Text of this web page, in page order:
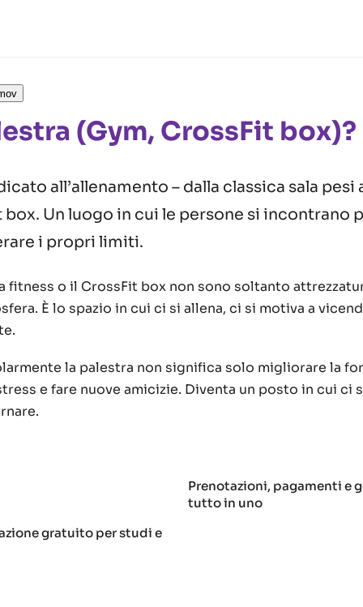
(Gym, CrossFit box)?
all’allenamento – dalla classica sala pesi
box. Un luogo in cui le persone si incontrano
i propri limiti.
fitness o il CrossFit box non sono soltanto
È lo spazio in cui ci si allena, ci si motiva a
la palestra non significa solo migliorare la
e fare nuove amicizie. Diventa un posto in cui ci
Prenotazioni, pagamenti e
tutto in uno
gratuito per studi e